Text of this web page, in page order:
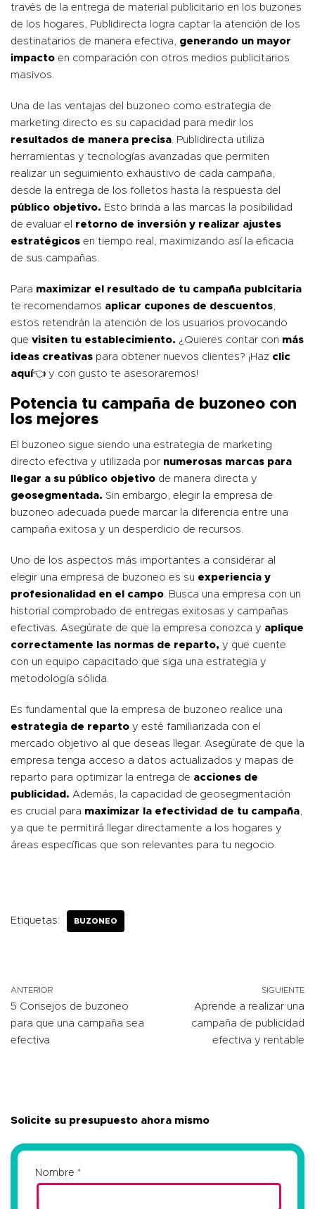
través de la entrega de material publicitario en los buzones
de los hogares, Publidirecta logra captar la atención de los
destinatarios de manera efectiva, generando un mayor
impacto en comparación con otros medios publicitarios
masivos.
Una de las ventajas del buzoneo como estrategia de
marketing directo es su capacidad para medir los
resultados de manera precisa. Publidirecta utiliza
herramientas y tecnologías avanzadas que permiten
realizar un seguimiento exhaustivo de cada campaña,
desde la entrega de los folletos hasta la respuesta del
público objetivo. Esto brinda a las marcas la posibilidad
de evaluar el retorno de inversión y realizar ajustes
estratégicos en tiempo real, maximizando así la eficacia
de sus campañas.
Para maximizar el resultado de tu campaña publcitaria
te recomendamos aplicar cupones de descuentos,
estos retendrán la atención de los usuarios provocando
que visiten tu establecimiento. ¿Quieres contar con más
ideas creativas para obtener nuevos clientes? ¡Haz clic
aquí👈 y con gusto te asesoraremos!
Potencia tu campaña de buzoneo con
los mejores
El buzoneo sigue siendo una estrategia de marketing
directo efectiva y utilizada por numerosas marcas para
llegar a su público objetivo de manera directa y
geosegmentada. Sin embargo, elegir la empresa de
buzoneo adecuada puede marcar la diferencia entre una
campaña exitosa y un desperdicio de recursos.
Uno de los aspectos más importantes a considerar al
elegir una empresa de buzoneo es su experiencia y
profesionalidad en el campo . Busca una empresa con un
historial comprobado de entregas exitosas y campañas
efectivas. Asegúrate de que la empresa conozca y aplique
correctamente las normas de reparto, y que cuente
con un equipo capacitado que siga una estrategia y
metodología sólida.
Es fundamental que la empresa de buzoneo realice una
estrategia de reparto y esté familiarizada con el
mercado objetivo al que deseas llegar. Asegúrate de que la
empresa tenga acceso a datos actualizados y mapas de
reparto para optimizar la entrega de acciones de
publicidad. Además, la capacidad de geosegmentación
es crucial para maximizar la efectividad de tu campaña
ya que te permitirá llegar directamente a los hogares y
áreas específicas que son relevantes para tu negocio.
Etiquetas: BUZONEO
ANTERIOR
5 Consejos de buzoneo
para que una campaña sea
efectiva
SIGUIENTE
Aprende a realizar una
campaña de publicidad
efectiva y rentable
Solicite su presupuesto ahora mismo
Nombre